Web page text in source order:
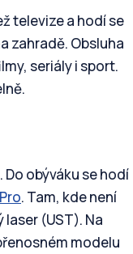
televize a hodí se
zahradě. Obsluha
seriály i sport.
obýváku se hodí
. Tam, kde není
(UST). Na
modelu